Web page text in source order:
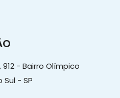
- Bairro Olímpico
- SP